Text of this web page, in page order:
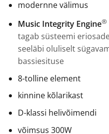
modernne välimus
Music Integrity Engine®
tagab süsteemi
seeläbi oluliselt
bassiesituse
8-tolline element
kinnine kõlarikast
D-klassi helivõimendi
võimsus 300W